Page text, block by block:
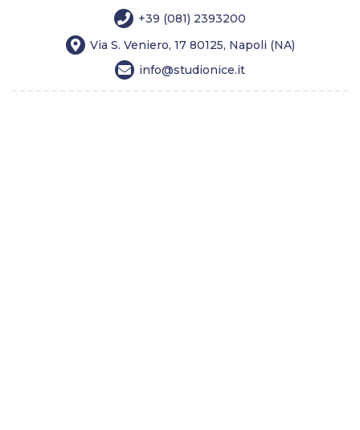
+39 (081) 2393200
Via S. Veniero, 17 80125, Napoli (NA)
info@studionice.it